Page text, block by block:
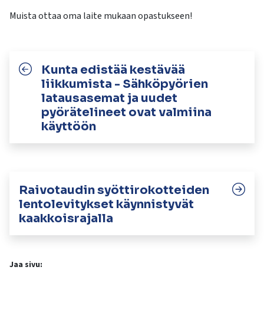
Muista ottaa oma laite mukaan opastukseen!
Kunta edistää kestävää
liikkumista - Sähköpyörien
latausasemat ja uudet
pyörätelineet ovat valmiina
käyttöön
Raivotaudin syöttirokotteiden
lentolevitykset käynnistyvät
kaakkoisrajalla
Jaa sivu: